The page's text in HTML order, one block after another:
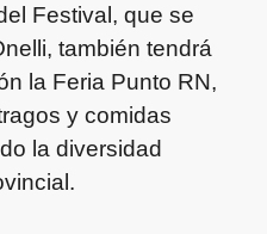
Festival, que se
también tendrá
la Feria Punto RN,
y comidas
la diversidad